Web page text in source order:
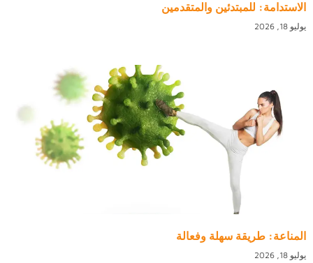
الاستدامة: للمبتدئين والمتقدمين
يوليو 18, 2026
المناعة: طريقة سهلة وفعالة
يوليو 18, 2026